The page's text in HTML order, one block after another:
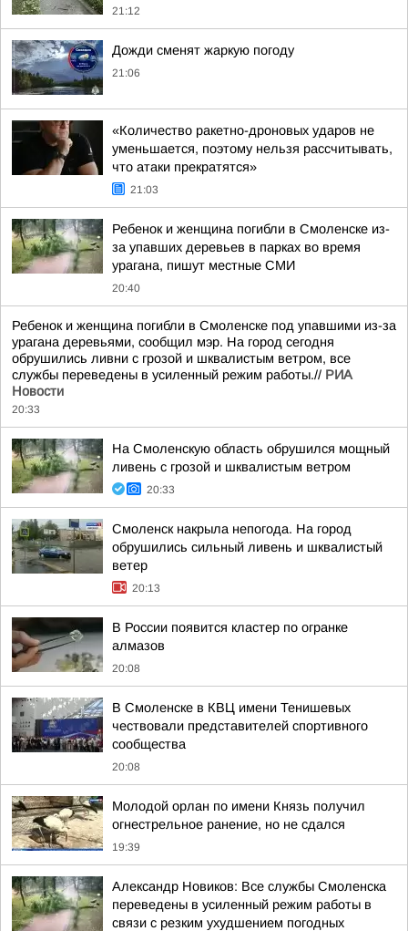
21:12
Дожди сменят жаркую погоду
21:06
«Количество ракетно-дроновых ударов не
уменьшается, поэтому нельзя рассчитывать,
что атаки прекратятся»
21:03
Ребенок и женщина погибли в Смоленске из-
за упавших деревьев в парках во время
урагана, пишут местные СМИ
20:40
Ребенок и женщина погибли в Смоленске под упавшими из-за
урагана деревьями, сообщил мэр. На город сегодня
обрушились ливни с грозой и шквалистым ветром, все
службы переведены в усиленный режим работы.// РИА
Новости
20:33
На Смоленскую область обрушился мощный
ливень с грозой и шквалистым ветром
20:33
Смоленск накрыла непогода. На город
обрушились сильный ливень и шквалистый
ветер
20:13
В России появится кластер по огранке
алмазов
20:08
В Смоленске в КВЦ имени Тенишевых
чествовали представителей спортивного
сообщества
20:08
Молодой орлан по имени Князь получил
огнестрельное ранение, но не сдался
19:39
Александр Новиков: Все службы Смоленска
переведены в усиленный режим работы в
связи с резким ухудшением погодных